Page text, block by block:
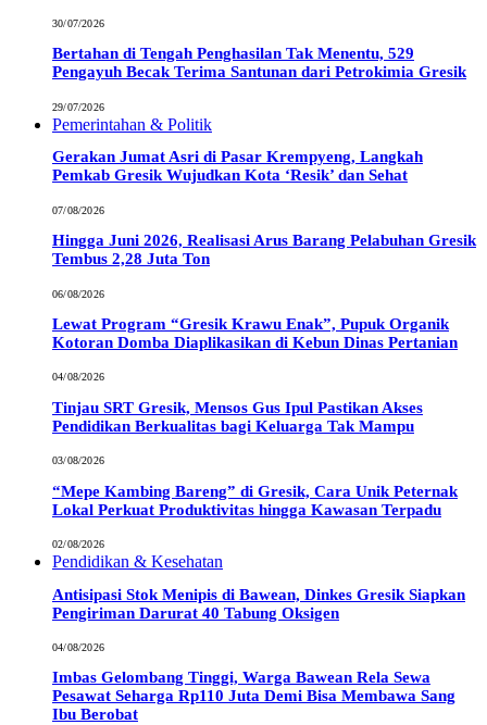
30/07/2026
Bertahan di Tengah Penghasilan Tak Menentu, 529
Pengayuh Becak Terima Santunan dari Petrokimia Gresik
29/07/2026
Pemerintahan & Politik
Gerakan Jumat Asri di Pasar Krempyeng, Langkah
Pemkab Gresik Wujudkan Kota ‘Resik’ dan Sehat
07/08/2026
Hingga Juni 2026, Realisasi Arus Barang Pelabuhan Gresik
Tembus 2,28 Juta Ton
06/08/2026
Lewat Program “Gresik Krawu Enak”, Pupuk Organik
Kotoran Domba Diaplikasikan di Kebun Dinas Pertanian
04/08/2026
Tinjau SRT Gresik, Mensos Gus Ipul Pastikan Akses
Pendidikan Berkualitas bagi Keluarga Tak Mampu
03/08/2026
“Mepe Kambing Bareng” di Gresik, Cara Unik Peternak
Lokal Perkuat Produktivitas hingga Kawasan Terpadu
02/08/2026
Pendidikan & Kesehatan
Antisipasi Stok Menipis di Bawean, Dinkes Gresik Siapkan
Pengiriman Darurat 40 Tabung Oksigen
04/08/2026
Imbas Gelombang Tinggi, Warga Bawean Rela Sewa
Pesawat Seharga Rp110 Juta Demi Bisa Membawa Sang
Ibu Berobat